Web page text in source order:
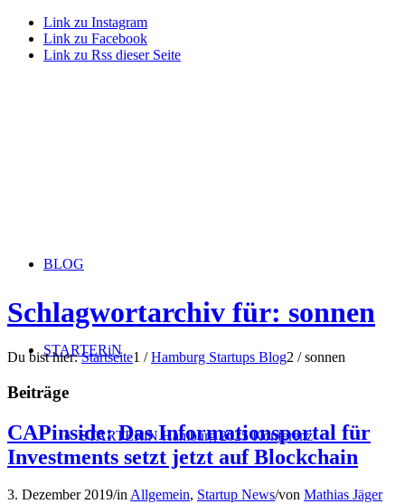
Link zu Instagram
Link zu Facebook
Link zu Rss dieser Seite
BLOG
STARTERiN
STARTERiN Hamburg 2025 Konferenz
Schlagwortarchiv für: sonnen
Du bist hier: Startseite1 / Hamburg Startups Blog2 / sonnen
Beiträge
CAPinside: Das Informationsportal für
Investments setzt jetzt auf Blockchain
3. Dezember 2019/inAllgemein, Startup News/von Mathias Jäger